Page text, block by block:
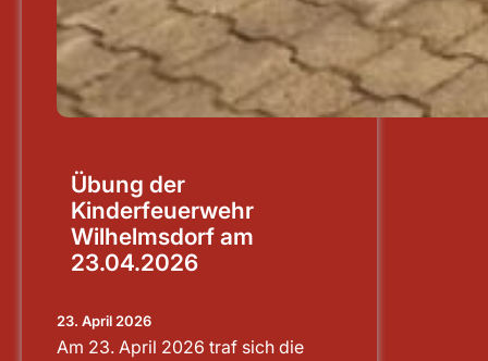
Übung der
Kinderfeuerwehr
Wilhelmsdorf am
23.04.2026
23. April 2026
Am 23. April 2026 traf sich die